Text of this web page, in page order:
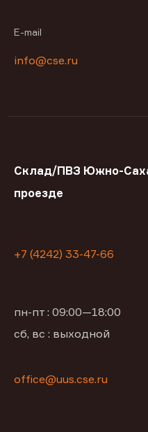
E-mail
info@cse.ru
Склад/ПВЗ Южно-
проезде
+7 (4242) 33-47-66
пн-пт : 09:00—18:00
сб, вс : выходной
office@uus.cse.ru